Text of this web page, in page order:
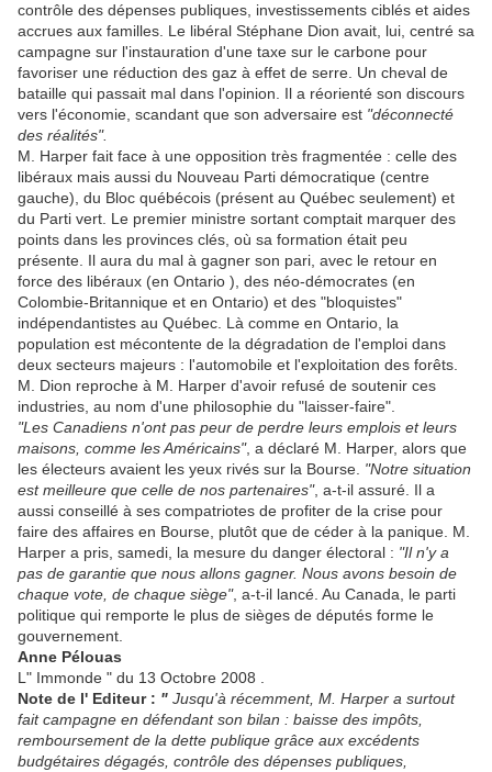
contrôle des dépenses publiques, investissements ciblés et aides
accrues aux familles. Le libéral Stéphane Dion avait, lui, centré sa
campagne sur l'instauration d'une taxe sur le carbone pour
favoriser une réduction des gaz à effet de serre. Un cheval de
bataille qui passait mal dans l'opinion. Il a réorienté son discours
vers l'économie, scandant que son adversaire est "déconnecté
des réalités".
M. Harper fait face à une opposition très fragmentée : celle des
libéraux mais aussi du Nouveau Parti démocratique (centre
gauche), du Bloc québécois (présent au Québec seulement) et
du Parti vert. Le premier ministre sortant comptait marquer des
points dans les provinces clés, où sa formation était peu
présente. Il aura du mal à gagner son pari, avec le retour en
force des libéraux (en Ontario ), des néo-démocrates (en
Colombie-Britannique et en Ontario) et des "bloquistes"
indépendantistes au Québec. Là comme en Ontario, la
population est mécontente de la dégradation de l'emploi dans
deux secteurs majeurs : l'automobile et l'exploitation des forêts.
M. Dion reproche à M. Harper d'avoir refusé de soutenir ces
industries, au nom d'une philosophie du "laisser-faire".
"Les Canadiens n'ont pas peur de perdre leurs emplois et leurs
maisons, comme les Américains", a déclaré M. Harper, alors que
les électeurs avaient les yeux rivés sur la Bourse. "Notre situation
est meilleure que celle de nos partenaires", a-t-il assuré. Il a
aussi conseillé à ses compatriotes de profiter de la crise pour
faire des affaires en Bourse, plutôt que de céder à la panique. M.
Harper a pris, samedi, la mesure du danger électoral : "Il n'y a
pas de garantie que nous allons gagner. Nous avons besoin de
chaque vote, de chaque siège", a-t-il lancé. Au Canada, le parti
politique qui remporte le plus de sièges de députés forme le
gouvernement.
Anne Pélouas
L" Immonde " du 13 Octobre 2008 .
Note de l' Editeur : " Jusqu'à récemment, M. Harper a surtout
fait campagne en défendant son bilan : baisse des impôts,
remboursement de la dette publique grâce aux excédents
budgétaires dégagés, contrôle des dépenses publiques,